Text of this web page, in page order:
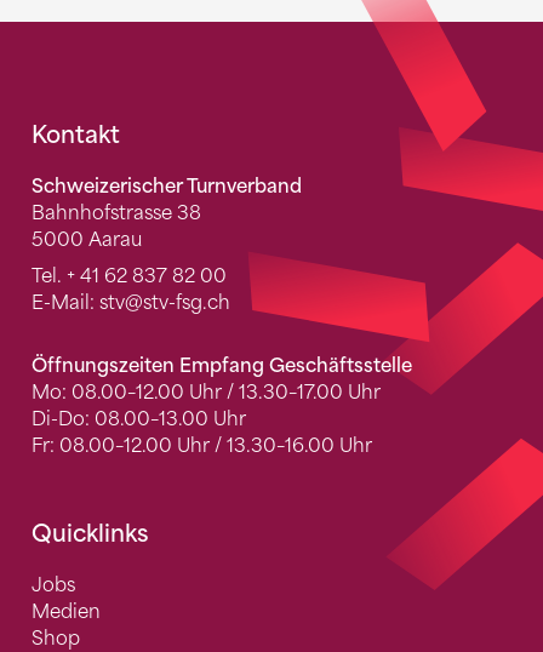
Fusszeile
Kontakt
Schweizerischer Turnverband
Bahnhofstrasse 38
5000 Aarau
Tel. + 41 62 837 82 00
E-Mail: stv@stv-fsg.ch
Öffnungszeiten Empfang Geschäftsstelle
Mo: 08.00–12.00 Uhr / 13.30–17.00 Uhr
Di-Do: 08.00–13.00 Uhr
Fr: 08.00–12.00 Uhr / 13.30–16.00 Uhr
Quicklinks
Jobs
Medien
Shop